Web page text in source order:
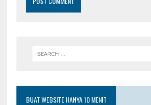
BUAT WEBSITE HANYA 10 MENIT